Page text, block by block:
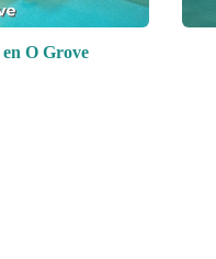
en O Grove